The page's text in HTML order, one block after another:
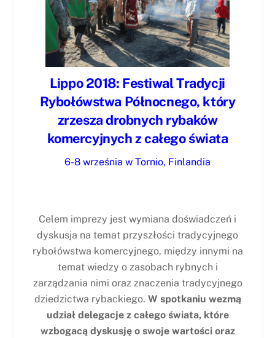
Lippo 2018: Festiwal Tradycji
Rybołówstwa Północnego, który
zrzesza drobnych rybaków
komercyjnych z całego świata
6-8 września w Tornio, Finlandia
Celem imprezy jest wymiana doświadczeń i
dyskusja na temat przyszłości tradycyjnego
rybołówstwa komercyjnego, między innymi na
temat wiedzy o zasobach rybnych i
zarządzania nimi oraz znaczenia tradycyjnego
dziedzictwa rybackiego. W spotkaniu wezmą
udział delegacje z całego świata, które
wzbogacą dyskusję o swoje wartości oraz